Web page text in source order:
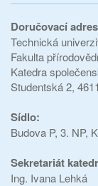
Doručovací
Technická
Fakulta
Katedra
Studentská 2,
Sídlo:
Budova P, 3. NP,
Sekretariát
Ing. Ivana Lehká